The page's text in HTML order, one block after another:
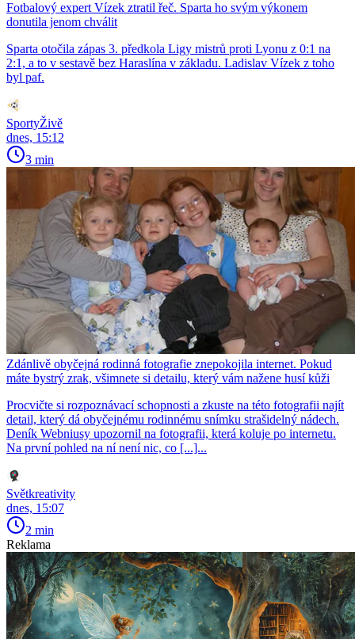
Fotbalový expert Vízek ztratil řeč. Sparta ho svým výkonem
donutila jenom chválit
Sparta otočila zápas 3. předkola Ligy mistrů proti Lyonu z 0:1 na
2:1, a to v sestavě bez Haraslína v základu. Ladislav Vízek z toho
byl paf.
SportyŽivě
dnes, 15:12
3 min
Zdánlivě obyčejná rodinná fotografie znepokojila internet. Pokud
máte bystrý zrak, všimnete si detailu, který vám nažene husí kůži
Procvičte si rozpoznávací schopnosti a zkuste na této fotografii najít
detail, který dá obyčejnému rodinnému snímku strašidelný nádech.
Deník Webniusy upozornil na fotografii, která koluje po internetu.
Na první pohled na ní není nic, co [...]...
Světkreativity
dnes, 15:07
2 min
Reklama